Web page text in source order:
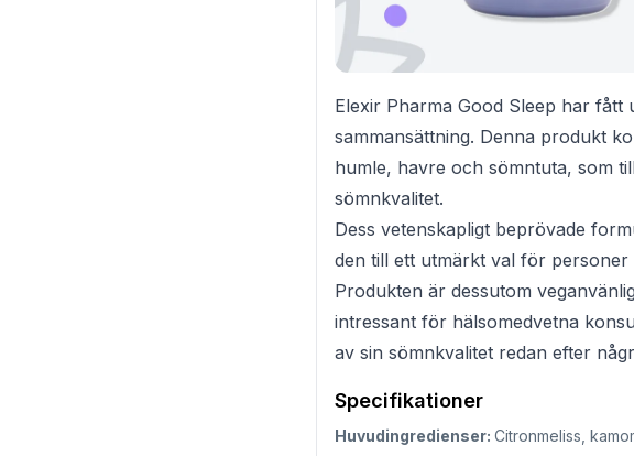
Elexir Pharma Good Sleep har fått
sammansättning. Denna produkt
humle, havre och sömntuta, som
sömnkvalitet.
Dess vetenskapligt beprövade
den till ett utmärkt val för
Produkten är dessutom
intressant för hälsomedvetna
av sin sömnkvalitet redan efter
Specifikationer
Huvudingredienser: Citronmeliss,